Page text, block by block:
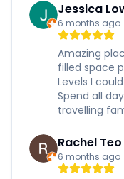
Jessica
6 months ago
Amazing
filled space
Levels I
Spend all
travelling
Rachel Teo
6 months ago